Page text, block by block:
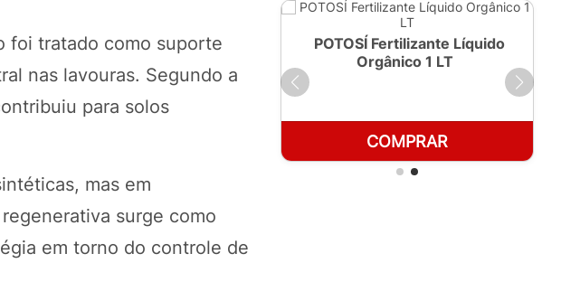
foi tratado como suporte
nas lavouras. Segundo a
para solos
mas em
surge como
em torno do controle de
POTOSÍ Fertilizante Líquido
POTOSÍ Fertilizante Líquido
Orgânico 1 LT
COMPRAR